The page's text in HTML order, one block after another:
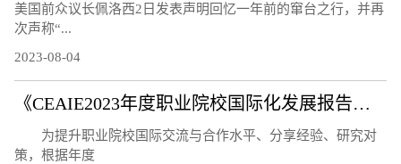
美国前众议长佩洛西2日发表声明回忆一年前的窜台之行，并再
次声称“...
2023-08-04
《CEAIE2023年度职业院校国际化发展报告——国际化教师队伍建设情况分析》问卷调研及案例征集通知
为提升职业院校国际交流与合作水平、分享经验、研究对
策，根据年度